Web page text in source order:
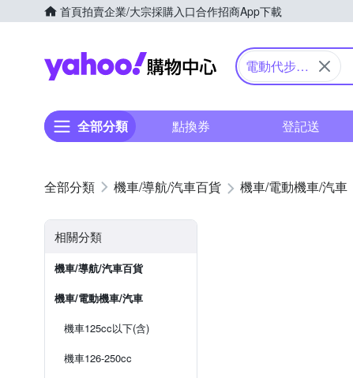
首頁拍賣企業/大宗採購入口合作招商App下載
Yahoo購物中心
電動代步車/
全部分類 點換券 登記送
機車/導航/汽車百貨 機車/電動機車/汽車
相關分類
機車/導航/汽車百貨
機車/電動機車/汽車
機車125cc以下(含)
機車126-250cc